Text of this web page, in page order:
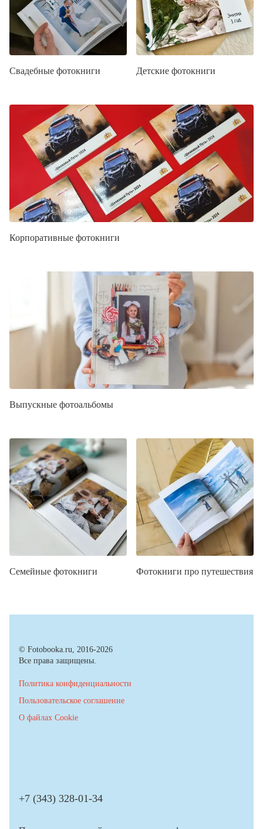
Свадебные фотокниги Детские фотокниги
Корпоративные фотокниги
Выпускные фотоальбомы
Семейные фотокниги Фотокниги про путешествия
© Fotobooka.ru, 2016-2026
Все права защищены.
Политика конфиденциальности
Пользовательское соглашение
О файлах Cookie
+7 (343) 328-01-34